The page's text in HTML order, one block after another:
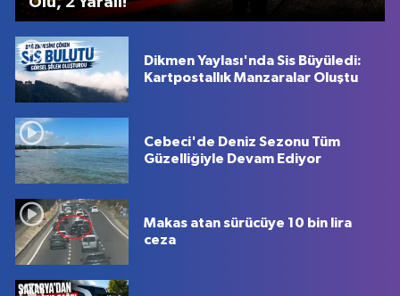
Dikmen Yaylası'nda Sis Büyüledi:
Kartpostallık Manzaralar Oluştu
Cebeci'de Deniz Sezonu Tüm
Güzelliğiyle Devam Ediyor
Makas atan sürücüye 10 bin lira
ceza